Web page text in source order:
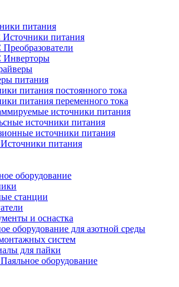
питания
питания
Инверторы
питания
питания постоянного тока
питания переменного тока
источники питания
источники питания
источники питания
питания
оборудование
станции
и оснастка
оборудование для азотной среды
систем
для пайки
оборудование